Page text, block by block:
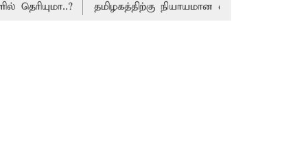
தமிழகத்திற்கு நியாயமான வரிப்பகிர்வு கோரி